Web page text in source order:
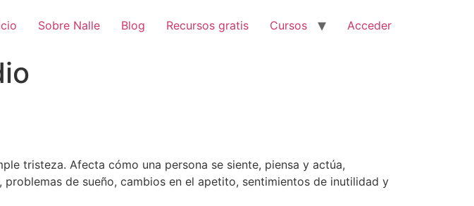
Sobre Nalle Blog Recursos gratis Cursos Acceder
tristeza. Afecta cómo una persona se siente, piensa y actúa,
de sueño, cambios en el apetito, sentimientos de inutilidad y